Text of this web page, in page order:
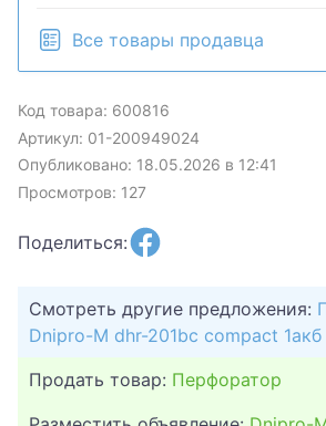
Все товары продавца
Код товара: 600816
Артикул: 01-200949024
Опубликовано: 18.05.2026 в 12:41
Просмотров: 127
Поделиться:
Смотреть другие предложения:
Dnipro-M dhr-201bc compact 1акб
Продать товар: Перфоратор